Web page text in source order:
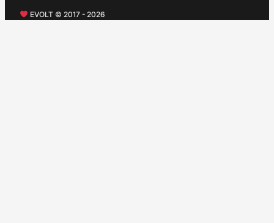
EVOLT © 2017 - 2026